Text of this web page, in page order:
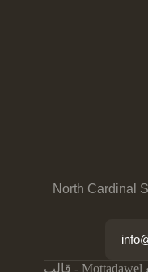
حقوق النشر © لعام 2026 محفوظة لموقع Mottadawel - قالب